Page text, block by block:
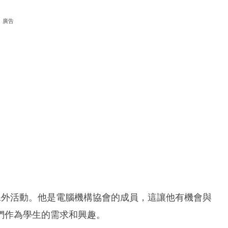
廣告
活動。他是電腦機構協會的成員，這讓他有機會與
為學生的需求和興趣。